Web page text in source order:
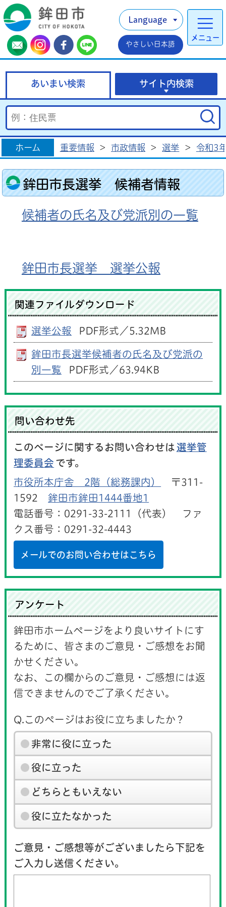
メニュー
Language
やさしい日本語
あいまい検索 サイト内検索
ホーム 重要情報 > 市政情報 > 選挙 > 令和3
鉾田市長選挙 候補者情報
候補者の氏名及び党派別の一覧
鉾田市長選挙 選挙公報
関連ファイルダウンロード
選挙公報 PDF形式／5.32MB
鉾田市長選挙候補者の氏名及び党派の
別一覧
PDF形式／63.94KB
問い合わせ先
このページに関するお問い合わせは 選挙管
理委員会 です。
市役所本庁舎 2階（総務課内）
〒311-
1592 鉾田市鉾田1444番地1
電話番号：0291-33-2111（代表） ファ
クス番号：0291-32-4443
メールでのお問い合わせはこちら
アンケート
鉾田市ホームページをより良いサイトにす
るために、皆さまのご意見・ご感想をお聞
かせください。
なお、この欄からのご意見・ご感想には返
信できませんのでご了承ください。
Q.このページはお役に立ちましたか？
非常に役に立った
役に立った
どちらともいえない
役に立たなかった
ご意見・ご感想等がございましたら下記を
ご入力し送信ください。